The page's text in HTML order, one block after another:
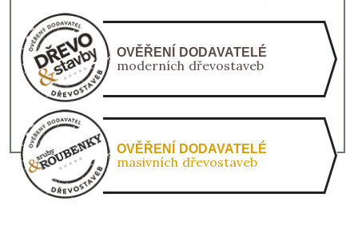
OVĚŘENÍ DODAVATELÉ
moderních dřevostaveb
OVĚŘENÍ DODAVATELÉ
masivních dřevostaveb